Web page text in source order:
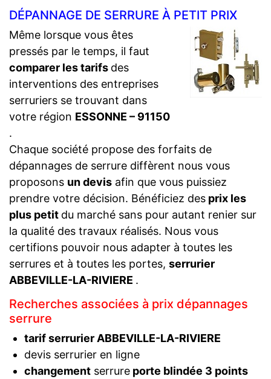
DÉPANNAGE DE SERRURE À PETIT PRIX
Même lorsque vous êtes
pressés par le temps, il faut
comparer les tarifs des
interventions des entreprises
serruriers se trouvant dans
votre région ESSONNE – 91150
.
Chaque société propose des forfaits de
dépannages de serrure diffèrent nous vous
proposons un devis afin que vous puissiez
prendre votre décision. Bénéficiez des prix les
plus petit du marché sans pour autant renier sur
la qualité des travaux réalisés. Nous vous
certifions pouvoir nous adapter à toutes les
serrures et à toutes les portes, serrurier
ABBEVILLE-LA-RIVIERE .
Recherches associées à prix dépannages
serrure
tarif serrurier ABBEVILLE-LA-RIVIERE
devis serrurier en ligne
changementserrureporte blindée 3 points